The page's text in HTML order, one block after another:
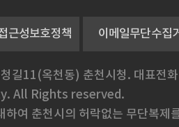
근성보호정책 이메일무단수집
길11(옥천동) 춘천시청. 대표전
All Rights reserved.
여 춘천시의 허락없는 무단복제